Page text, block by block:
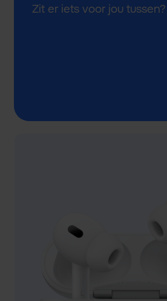
Zit er iets voor jou tussen?